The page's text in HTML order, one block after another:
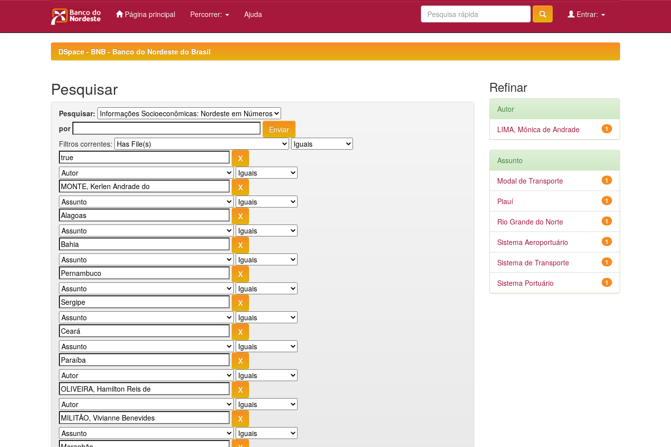
Página principal Percorrer: Ajuda Entrar:
DSpace - BNB - Banco do Nordeste do Brasil
Pesquisar
Pesquisar:
por
Filtros correntes:
Refinar
Autor
1
LIMA, Mônica de Andrade
Assunto
1
Modal de Transporte
1
Piauí
1
Rio Grande do Norte
1
Sistema Aeroportuário
1
Sistema de Transporte
1
Sistema Portuário